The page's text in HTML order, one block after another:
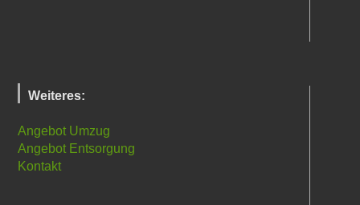
Weiteres:
Angebot Umzug
Angebot Entsorgung
Kontakt